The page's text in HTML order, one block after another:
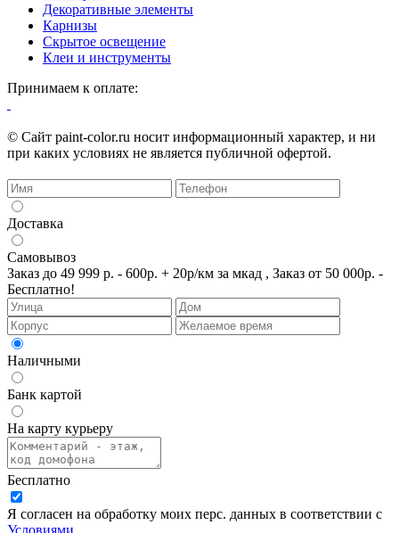
Декоративные элементы
Карнизы
Скрытое освещение
Клеи и инструменты
Принимаем к оплате:
© Сайт paint-color.ru носит информационный характер, и ни
при каких условиях не является публичной офертой.
Доставка
Самовывоз
Заказ до 49 999 р. - 600р. + 20р/км за мкад , Заказ от 50 000р. -
Бесплатно!
Наличными
Банк картой
На карту курьеру
Бесплатно
Я согласен на обработку моих перс. данных в соответствии с
Условиями